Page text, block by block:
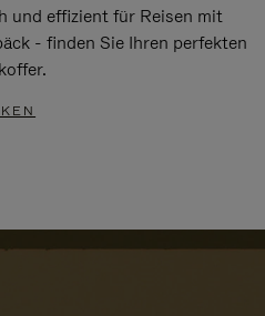
und effizient für Reisen mit
- finden Sie Ihren perfekten